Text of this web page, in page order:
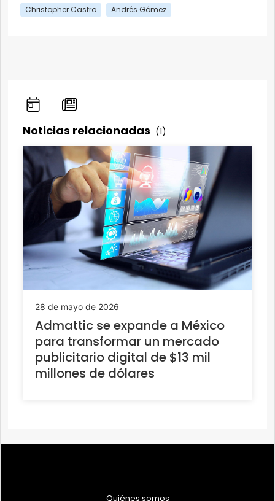
Christopher Castro
Andrés Gómez
Noticias relacionadas (1)
28 de mayo de 2026
Admattic se expande a México
para transformar un mercado
publicitario digital de $13 mil
millones de dólares
Quiénes somos